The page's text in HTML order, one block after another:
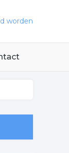
worden